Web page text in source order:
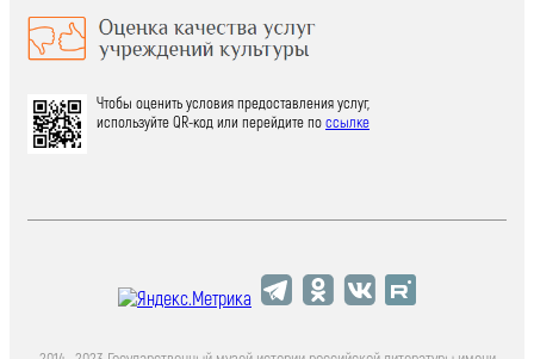
Чтобы оценить условия предоставления услуг,
используйте QR-код или перейдите поссылке